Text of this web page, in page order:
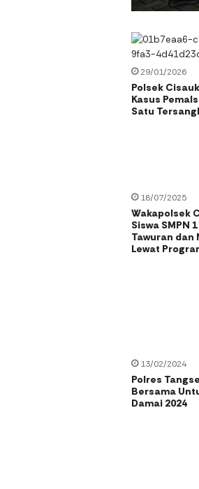
29/01/2026
Polsek
Kasus
Satu
18/07/2025
Wakapolsek
Siswa SMPN
Tawuran dan
Lewat
13/02/2024
Polres
Bersama
Damai 2024